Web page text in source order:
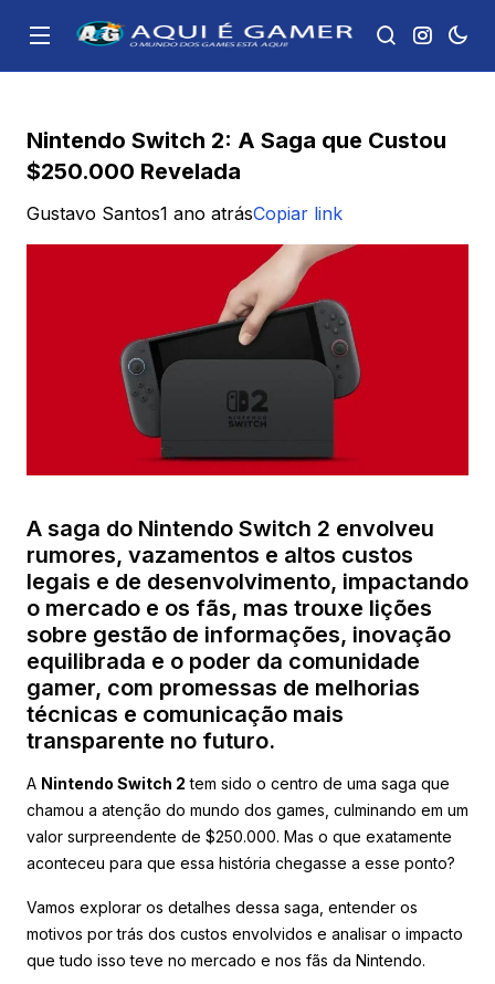
Nintendo Switch 2: A Saga que Custou
$250.000 Revelada
Gustavo Santos1 ano atrásCopiar link
A saga do Nintendo Switch 2 envolveu
rumores, vazamentos e altos custos
legais e de desenvolvimento, impactando
o mercado e os fãs, mas trouxe lições
sobre gestão de informações, inovação
equilibrada e o poder da comunidade
gamer, com promessas de melhorias
técnicas e comunicação mais
transparente no futuro.
A Nintendo Switch 2 tem sido o centro de uma saga que
chamou a atenção do mundo dos games, culminando em um
valor surpreendente de $250.000. Mas o que exatamente
aconteceu para que essa história chegasse a esse ponto?
Vamos explorar os detalhes dessa saga, entender os
motivos por trás dos custos envolvidos e analisar o impacto
que tudo isso teve no mercado e nos fãs da Nintendo.